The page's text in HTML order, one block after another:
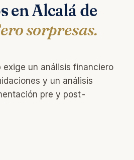
en Alcalá de
sorpresas.
exige un análisis financiero
y un análisis
pre y post-